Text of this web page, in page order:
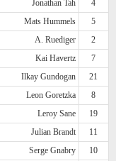
Jonathan Tah
4
Mats Hummels
5
A. Ruediger
2
Kai Havertz
7
Ilkay Gundogan
21
Leon Goretzka
8
Leroy Sane
19
Julian Brandt
11
Serge Gnabry
10